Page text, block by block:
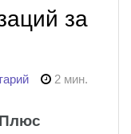
за
2 мин.